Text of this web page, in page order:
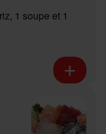
1 soupe et 1